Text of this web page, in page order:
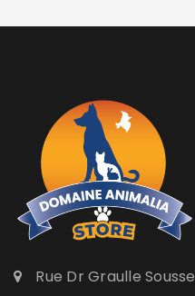
Rue Dr Graulle Sousse